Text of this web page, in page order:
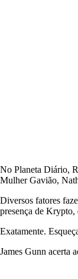
No Planeta Diário,
Mulher Gavião,
Diversos fatores
presença de Krypto,
Exatamente.
James Gunn acerta